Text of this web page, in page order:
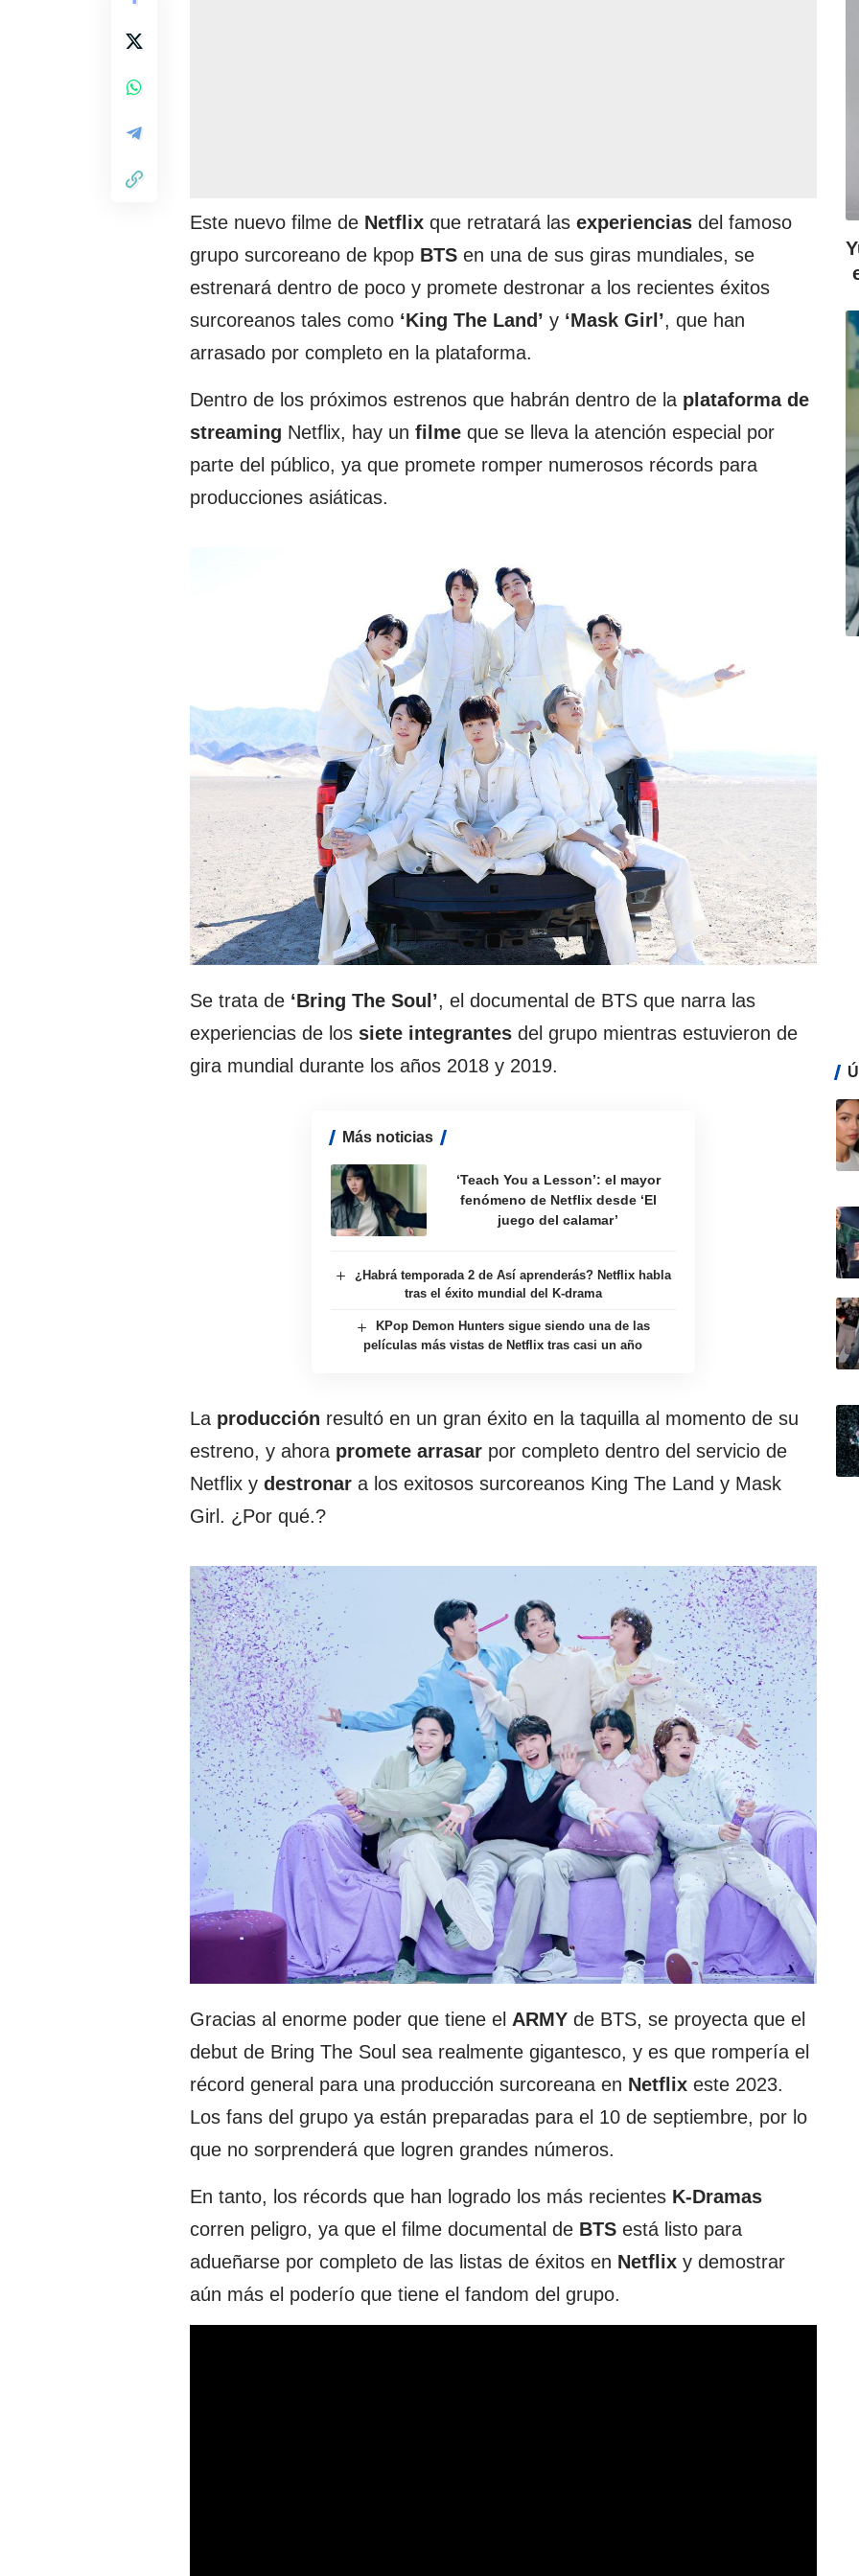
Este nuevo filme de Netflix que retratará las experiencias del famoso
grupo surcoreano de kpop BTS en una de sus giras mundiales, se
estrenará dentro de poco y promete destronar a los recientes éxitos
surcoreanos tales como ‘King The Land’ y ‘Mask Girl’, que han
arrasado por completo en la plataforma.
Dentro de los próximos estrenos que habrán dentro de la plataforma de
streaming Netflix, hay un filme que se lleva la atención especial por
parte del público, ya que promete romper numerosos récords para
producciones asiáticas.
Se trata de ‘Bring The Soul’, el documental de BTS que narra las
experiencias de los siete integrantes del grupo mientras estuvieron de
gira mundial durante los años 2018 y 2019.
Más noticias
‘Teach You a Lesson’: el mayor
fenómeno de Netflix desde ‘El
juego del calamar’
¿Habrá temporada 2 de Así aprenderás? Netflix habla
tras el éxito mundial del K-drama
KPop Demon Hunters sigue siendo una de las
películas más vistas de Netflix tras casi un año
La producción resultó en un gran éxito en la taquilla al momento de su
estreno, y ahora promete arrasar por completo dentro del servicio de
Netflix y destronar a los exitosos surcoreanos King The Land y Mask
Girl. ¿Por qué.?
Gracias al enorme poder que tiene el ARMY de BTS, se proyecta que el
debut de Bring The Soul sea realmente gigantesco, y es que rompería el
récord general para una producción surcoreana en Netflix este 2023.
Los fans del grupo ya están preparadas para el 10 de septiembre, por lo
que no sorprenderá que logren grandes números.
En tanto, los récords que han logrado los más recientes K-Dramas
corren peligro, ya que el filme documental de BTS está listo para
adueñarse por completo de las listas de éxitos en Netflix y demostrar
aún más el poderío que tiene el fandom del grupo.